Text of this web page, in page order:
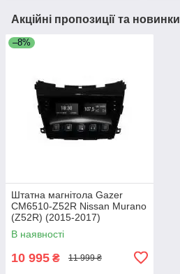
Акційні пропозиції та новинки
–8%
Штатна магнітола Gazer
CM6510-Z52R Nissan Murano
(Z52R) (2015-2017)
В наявності
10 995 ₴ 11 999 ₴